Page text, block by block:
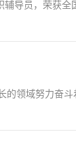
辅导员，荣获全
的领域努力奋斗